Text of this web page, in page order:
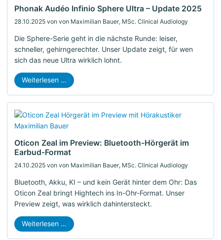
28.10.2025 von von Maximilian Bauer, MSc. Clinical Audiology
Phonak Audéo Infinio Sphere Ultra – Update 2025
Die Sphere-Serie geht in die nächste Runde: leiser,
schneller, gehirngerechter. Unser Update zeigt, für wen
sich das neue Ultra wirklich lohnt.
Weiterlesen …
24.10.2025 von von Maximilian Bauer, MSc. Clinical Audiology
Oticon Zeal im Preview: Bluetooth-Hörgerät im
Earbud-Format
Bluetooth, Akku, KI – und kein Gerät hinter dem Ohr: Das
Oticon Zeal bringt Hightech ins In-Ohr-Format. Unser
Preview zeigt, was wirklich dahintersteckt.
Weiterlesen …